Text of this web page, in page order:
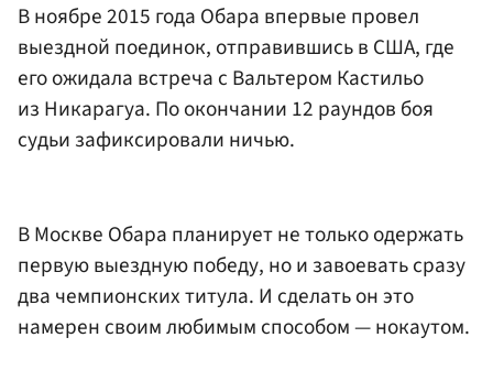
В ноябре 2015 года Обара впервые провел
выездной поединок, отправившись в США, где
его ожидала встреча с Вальтером Кастильо
из Никарагуа. По окончании 12 раундов боя
судьи зафиксировали ничью.
В Москве Обара планирует не только одержать
первую выездную победу, но и завоевать сразу
два чемпионских титула. И сделать он это
намерен своим любимым способом — нокаутом.